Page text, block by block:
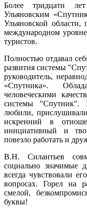
Более тридцати
Ульяновским
Ульяновской
международном
туристов.
Полностью отдавал
развития системы
руководитель,
«Спутника».
человеческими
системы "Спутник".
любили,
искренний в
инициативный и
повезло работать и
В.Н. Силантьев
социально значимые
всегда чувствовали
вопросах. Горел на
смелой,
буквы!